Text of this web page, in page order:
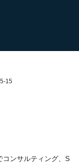
コンサルティング、S
15